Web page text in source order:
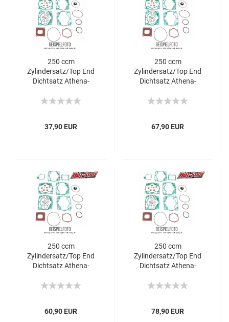
250 ccm
Zylindersatz/Top End
Dichtsatz Athena-
37,90 EUR
250 ccm
Zylindersatz/Top End
Dichtsatz Athena-
67,90 EUR
250 ccm
Zylindersatz/Top End
Dichtsatz Athena-
60,90 EUR
250 ccm
Zylindersatz/Top End
Dichtsatz Athena-
78,90 EUR